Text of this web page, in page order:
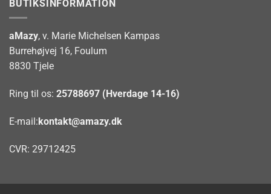
BUTIKSINFORMATION
aMazy, v. Marie Michelsen Kampas
Burrehøjvej 16, Foulum
8830 Tjele
Ring til os: 25788697 (Hverdage 14-16)
E-mail:kontakt@amazy.dk
CVR: 29712425